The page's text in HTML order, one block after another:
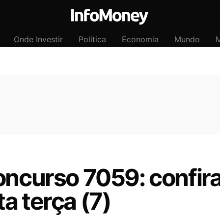
Onde Investir Política Economia Mundo
7059:
terça (7)